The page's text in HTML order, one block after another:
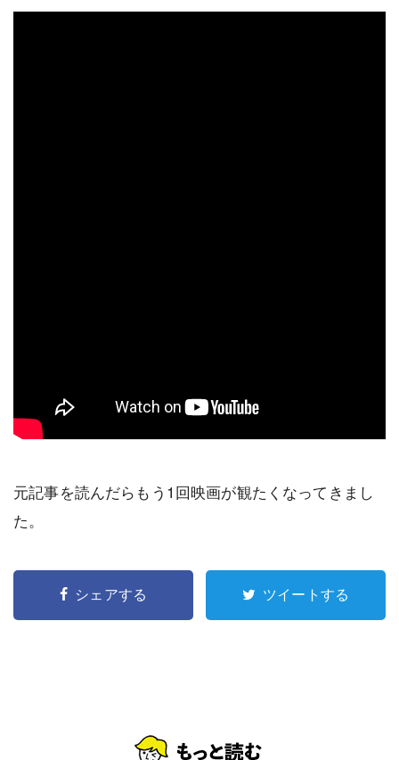
元記事を読んだらもう1回映画が観たくなってきまし
た。
シェアする ツイートする